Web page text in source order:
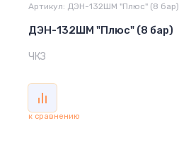
Артикул: ДЭН-132ШМ "Плюс" (8 бар)
ДЭН-132ШМ "Плюс" (8 бар)
ЧКЗ
к сравнению